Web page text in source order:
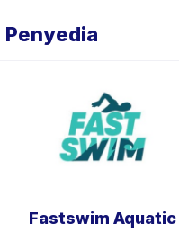
Penyedia
Fastswim Aquatic